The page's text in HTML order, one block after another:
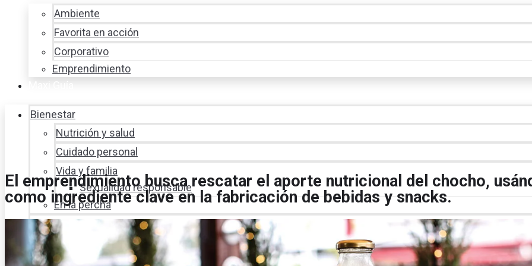
Ambiente
Favorita en acción
Corporativo
Emprendimiento
Bienestar
Nutrición y salud
Cuidado personal
Vida y familia
Sexualidad responsable
En la percha
Vida y estilo
Productos nuevos
Moda
El emprendimiento busca rescatar el aporte nutricional del chocho,
como ingrediente clave en la fabricación de bebidas y snacks.